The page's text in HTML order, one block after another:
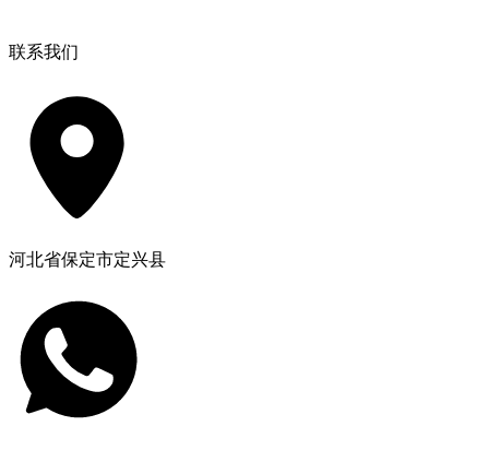
联系我们
河北省保定市定兴县